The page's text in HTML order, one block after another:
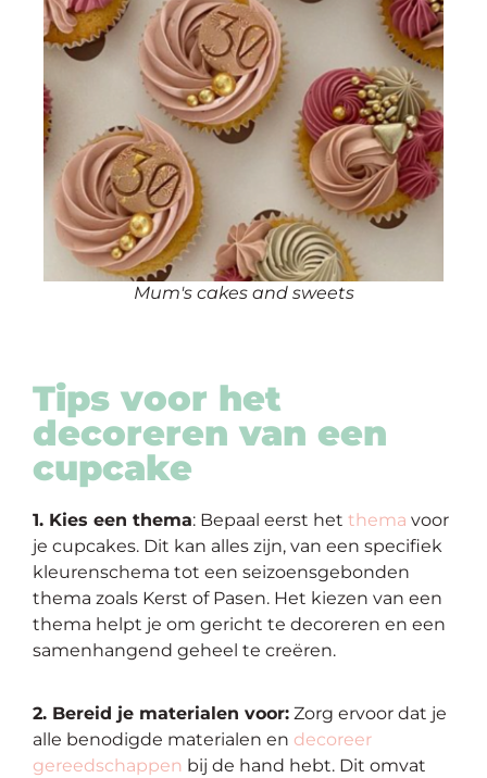
Mum's cakes and sweets
Tips voor het
decoreren van een
cupcake
1. Kies een thema: Bepaal eerst het thema voor
je cupcakes. Dit kan alles zijn, van een specifiek
kleurenschema tot een seizoensgebonden
thema zoals Kerst of Pasen. Het kiezen van een
thema helpt je om gericht te decoreren en een
samenhangend geheel te creëren.
2. Bereid je materialen voor: Zorg ervoor dat je
alle benodigde materialen en decoreer
gereedschappen bij de hand hebt. Dit omvat